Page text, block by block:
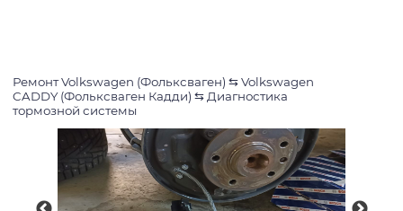
Ремонт Volkswagen (Фольксваген) ⇆ Volkswagen
CADDY (Фольксваген Кадди) ⇆ Диагностика
тормозной системы